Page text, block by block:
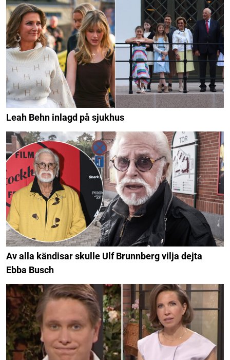
Leah Behn inlagd på sjukhus
Av alla kändisar skulle Ulf Brunnberg vilja dejta
Ebba Busch